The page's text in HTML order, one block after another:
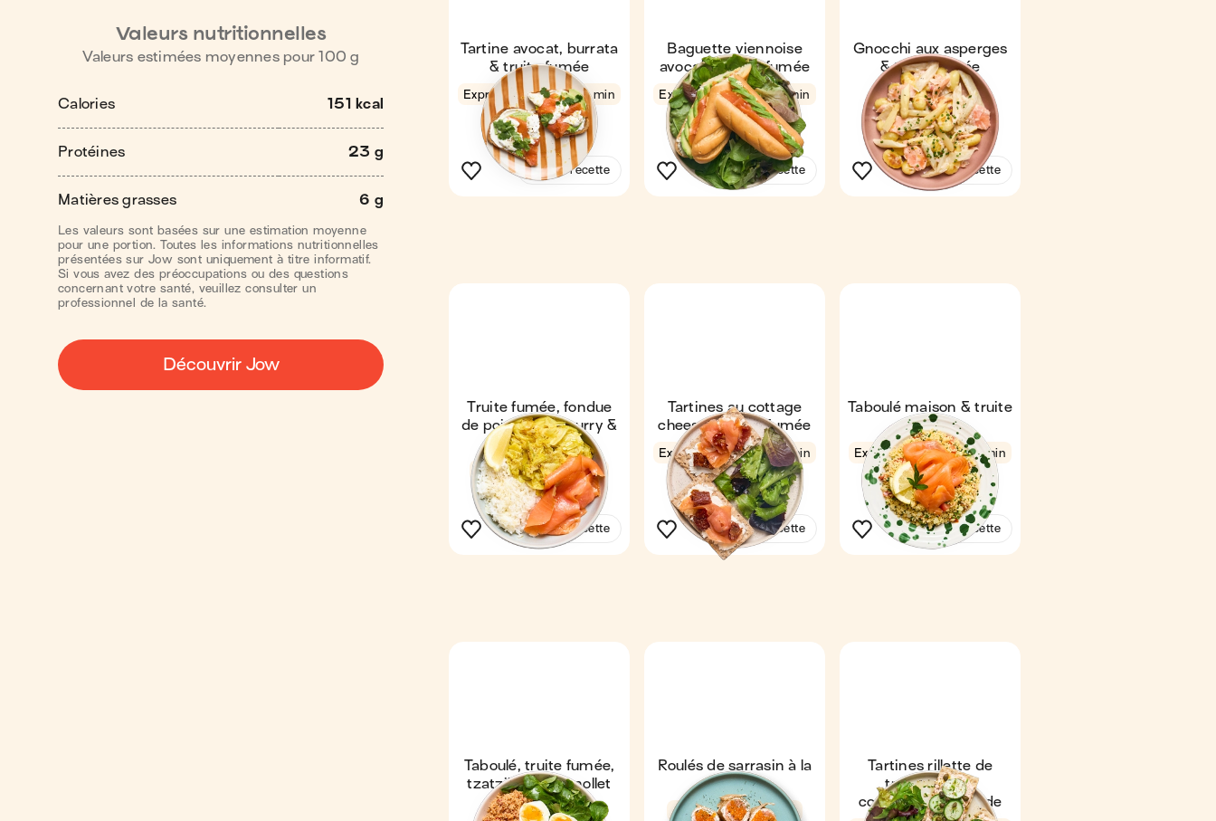
Valeurs nutritionnelles
Valeurs estimées moyennes pour 100 g
Calories 151 kcal
Protéines 23 g
Matières grasses 6 g
Les valeurs sont basées sur une estimation moyenne
pour une portion. Toutes les informations nutritionnelles
présentées sur Jow sont uniquement à titre informatif.
Si vous avez des préoccupations ou des questions
concernant votre santé, veuillez consulter un
professionnel de la santé.
Découvrir Jow
Tartine avocat, burrata
& truite fumée
Express 4,8
4 min
1
Voir la recette
Baguette viennoise
avocat & truite fumée
Express 4,7
4 min
1
Voir la recette
Gnocchi aux asperges
& truite fumée
Express
4,6
14 min
1
Voir la recette
Truite fumée, fondue
de poireaux au curry &
riz
4,7 19 min 1
Voir la recette
Tartines au cottage
cheese & truite fumée
Express 4,2
3 min
1
Voir la recette
Taboulé maison & truite
fumée
Express 4,5
8 min
1
Voir la recette
Taboulé, truite fumée,
tzatziki & œuf mollet
Express
4,6
Roulés de sarrasin à la
truite
3,8 6 min 1
Tartines rillette de
truite fumée,
concombre & salade